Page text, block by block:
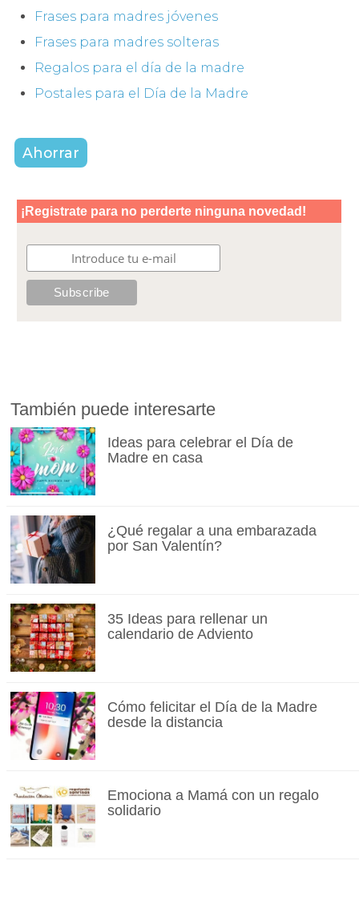
Frases para madres jóvenes
Frases para madres solteras
Regalos para el día de la madre
Postales para el Día de la Madre
Ahorrar
También puede interesarte
Ideas para celebrar el Día de
Madre en casa
¿Qué regalar a una embarazada
por San Valentín?
35 Ideas para rellenar un
calendario de Adviento
Cómo felicitar el Día de la Madre
desde la distancia
Emociona a Mamá con un regalo
solidario